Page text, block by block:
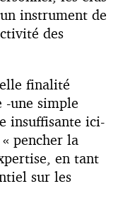
instrument de
des
finalité
une simple
insuffisante ici-
pencher la
en tant
sur les